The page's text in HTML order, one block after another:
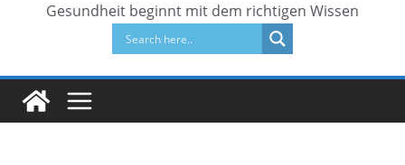
Gesundheit beginnt mit dem richtigen Wissen